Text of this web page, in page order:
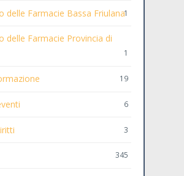
delle Farmacie Bassa Friulana1
delle Farmacie Provincia di
1
19
6
3
345